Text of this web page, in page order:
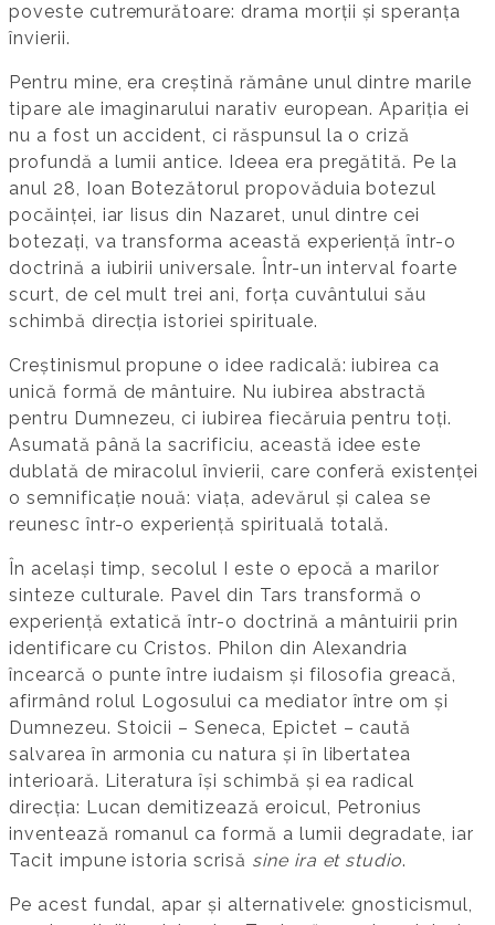
poveste cutremurătoare: drama morții și speranța
învierii.
Pentru mine, era creștină rămâne unul dintre marile
tipare ale imaginarului narativ european. Apariția ei
nu a fost un accident, ci răspunsul la o criză
profundă a lumii antice. Ideea era pregătită. Pe la
anul 28, Ioan Botezătorul propovăduia botezul
pocăinței, iar Iisus din Nazaret, unul dintre cei
botezați, va transforma această experiență într-o
doctrină a iubirii universale. Într-un interval foarte
scurt, de cel mult trei ani, forța cuvântului său
schimbă direcția istoriei spirituale.
Creștinismul propune o idee radicală: iubirea ca
unică formă de mântuire. Nu iubirea abstractă
pentru Dumnezeu, ci iubirea fiecăruia pentru toți.
Asumată până la sacrificiu, această idee este
dublată de miracolul învierii, care conferă existenței
o semnificație nouă: viața, adevărul și calea se
reunesc într-o experiență spirituală totală.
În același timp, secolul I este o epocă a marilor
sinteze culturale. Pavel din Tars transformă o
experiență extatică într-o doctrină a mântuirii prin
identificare cu Cristos. Philon din Alexandria
încearcă o punte între iudaism și filosofia greacă,
afirmând rolul Logosului ca mediator între om și
Dumnezeu. Stoicii – Seneca, Epictet – caută
salvarea în armonia cu natura și în libertatea
interioară. Literatura își schimbă și ea radical
direcția: Lucan demitizează eroicul, Petronius
inventează romanul ca formă a lumii degradate, iar
Tacit impune istoria scrisă sine ira et studio.
Pe acest fundal, apar și alternativele: gnosticismul,